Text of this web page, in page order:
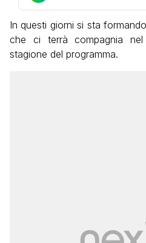
In questi giorni si sta
che ci terrà compagnia
stagione del programma.